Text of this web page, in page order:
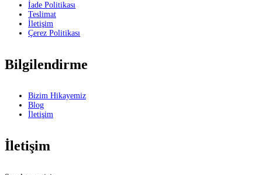
İade Politikası
Teslimat
İletişim
Çerez Politikası
Bilgilendirme
Bizim Hikayemiz
Blog
İletişim
İletişim